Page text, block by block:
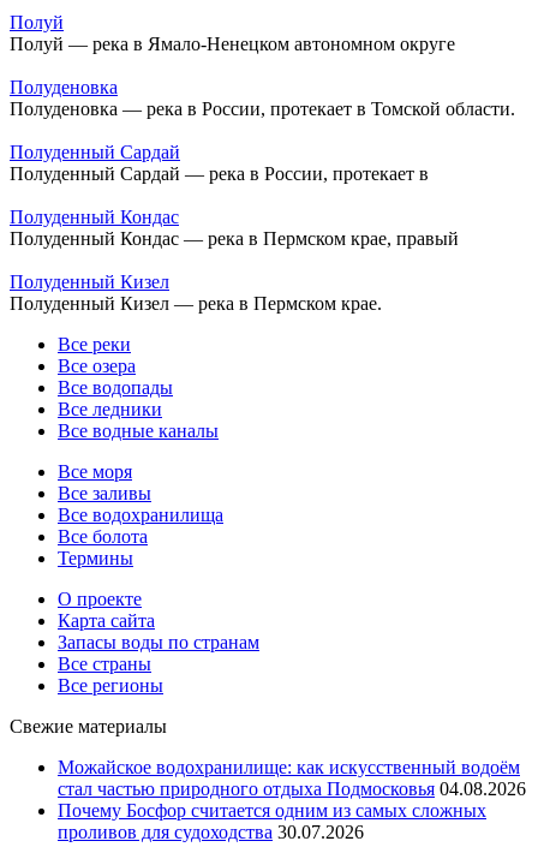
Полуй
Полуй — река в Ямало-Ненецком автономном округе
Полуденовка
Полуденовка — река в России, протекает в Томской области.
Полуденный Сардай
Полуденный Сардай — река в России, протекает в
Полуденный Кондас
Полуденный Кондас — река в Пермском крае, правый
Полуденный Кизел
Полуденный Кизел — река в Пермском крае.
Все реки
Все озера
Все водопады
Все ледники
Все водные каналы
Все моря
Все заливы
Все водохранилища
Все болота
Термины
О проекте
Карта сайта
Запасы воды по странам
Все страны
Все регионы
Свежие материалы
Можайское водохранилище: как искусственный водоём
стал частью природного отдыха Подмосковья 04.08.2026
Почему Босфор считается одним из самых сложных
проливов для судоходства 30.07.2026